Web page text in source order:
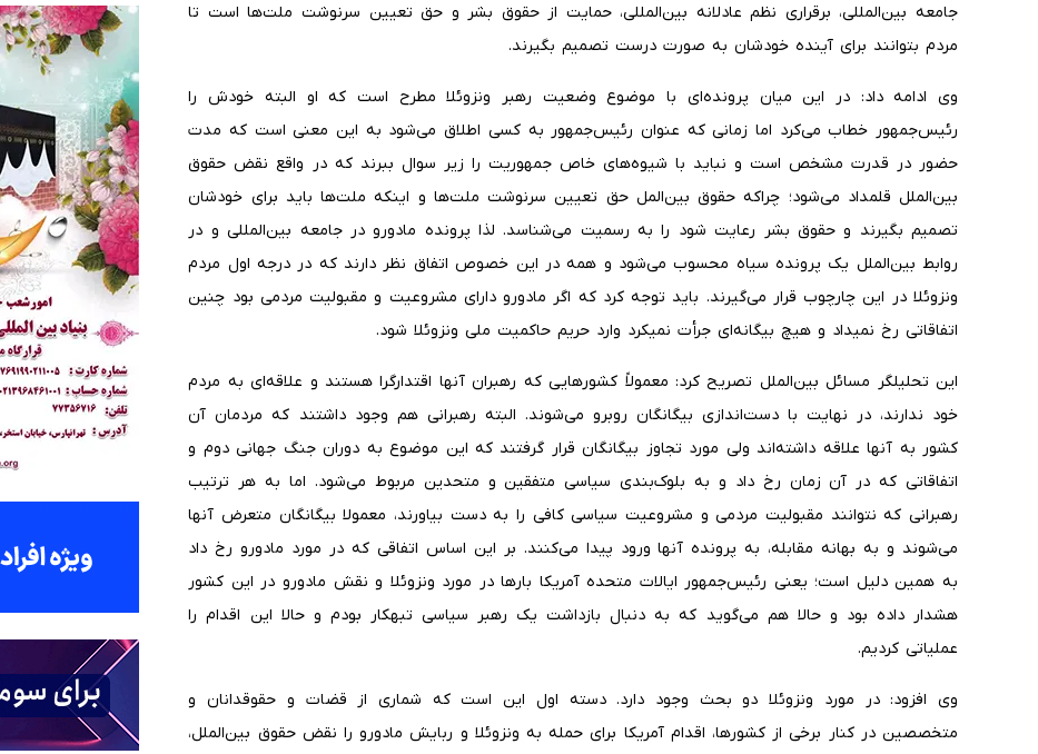
جامعه بین‌المللی، برقراری نظم عادلانه بین‌المللی، حمایت از حقوق بشر و حق تعیین سرنوشت ملت‌ها است تا
مردم بتوانند برای آینده خودشان به صورت درست تصمیم بگیرند.
وی ادامه داد: در این میان پرونده‌ای با موضوع وضعیت رهبر ونزوئلا مطرح است که او البته خودش را
رئیس‌جمهور خطاب می‌کرد اما زمانی که عنوان رئیس‌جمهور به کسی اطلاق می‌شود به این معنی است که مدت
حضور در قدرت مشخص است و نباید با شیوه‌های خاص جمهوریت را زیر سوال ببرند که در واقع نقض حقوق
بین‌الملل قلمداد می‌شود؛ چراکه حقوق بین‌المل حق تعیین سرنوشت ملت‌ها و اینکه ملت‌ها باید برای خودشان
تصمیم بگیرند و حقوق بشر رعایت شود را به رسمیت می‌شناسد. لذا پرونده مادورو در جامعه بین‌المللی و در
روابط بین‌الملل یک پرونده سیاه محسوب می‌شود و همه در این خصوص اتفاق نظر دارند که در درجه اول مردم
ونزوئلا در این چارچوب قرار می‌گیرند. باید توجه کرد که اگر مادورو دارای مشروعیت و مقبولیت مردمی بود چنین
اتفاقاتی رخ نمیداد و هیچ بیگانه‌ای جرأت نمیکرد وارد حریم حاکمیت ملی ونزوئلا شود.
این تحلیلگر مسائل بین‌الملل تصریح کرد: معمولاً کشورهایی که رهبران آنها اقتدارگرا هستند و علاقه‌ای به مردم
خود ندارند، در نهایت با دست‌اندازی بیگانگان روبرو می‌شوند. البته رهبرانی هم وجود داشتند که مردمان آن
کشور به آنها علاقه داشته‌اند ولی مورد تجاوز بیگانگان قرار گرفتند که این موضوع به دوران جنگ جهانی دوم و
اتفاقاتی که در آن زمان رخ داد و به بلوک‌بندی سیاسی متفقین و متحدین مربوط می‌شود. اما به هر ترتیب
رهبرانی که نتوانند مقبولیت مردمی و مشروعیت سیاسی کافی را به دست بیاورند، معمولا بیگانگان متعرض آنها
می‌شوند و به بهانه مقابله، به پرونده آنها ورود پیدا می‌کنند. بر این اساس اتفاقی که در مورد مادورو رخ داد
به همین دلیل است؛ یعنی رئیس‌جمهور ایالات متحده آمریکا بارها در مورد ونزوئلا و نقش مادورو در این کشور
هشدار داده بود و حالا هم می‌گوید که به دنبال بازداشت یک رهبر سیاسی تبهکار بودم و حالا این اقدام را
عملیاتی کردیم.
وی افزود: در مورد ونزوئلا دو بحث وجود دارد. دسته اول این است که شماری از قضات و حقوقدانان و
متخصصین در کنار برخی از کشورها، اقدام آمریکا برای حمله به ونزوئلا و ربایش مادورو را نقض حقوق بین‌الملل،